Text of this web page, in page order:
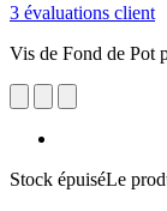
3 évaluations client
Vis de Fond de Pot
Stock épuiséLe